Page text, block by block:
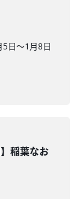
日〜1月8日
稲葉なお